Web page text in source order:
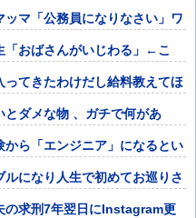
マ「公務員になりなさい」ワ
「おばさんがいじわる」←こ
てきたわけだし給料教えてほ
ダメな物 、ガチで何があ
から「エンジニア」になるとい
になり人生で初めてお巡りさ
の求刑7年翌日にInstagram更